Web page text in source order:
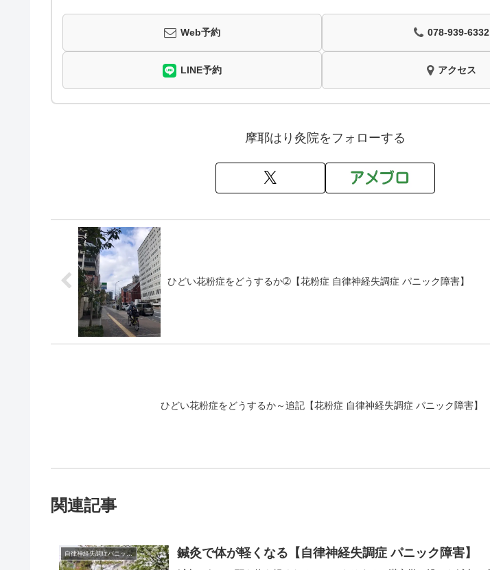
Web予約 078-939-6332
LINE予約 アクセス
摩耶はり灸院をフォローする
ひどい花粉症をどうするか➁【花粉症 自律神経失調症 パニック障害】
ひどい花粉症をどうするか～追記【花粉症 自律神経失調症 パニック障害】
関連記事
自律神経失調症パニック障害 鍼灸で体が軽くなる【自律神経失調症 パニック障害】